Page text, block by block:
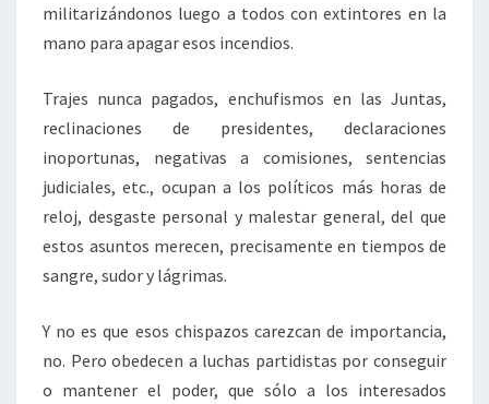
militarizándonos luego a todos con extintores en la
mano para apagar esos incendios.
Trajes nunca pagados, enchufismos en las Juntas,
reclinaciones de presidentes, declaraciones
inoportunas, negativas a comisiones, sentencias
judiciales, etc., ocupan a los políticos más horas de
reloj, desgaste personal y malestar general, del que
estos asuntos merecen, precisamente en tiempos de
sangre, sudor y lágrimas.
Y no es que esos chispazos carezcan de importancia,
no. Pero obedecen a luchas partidistas por conseguir
o mantener el poder, que sólo a los interesados